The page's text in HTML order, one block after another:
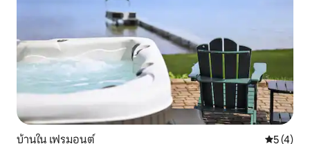
บ้านใน เฟรมอนต์ คะแนนเฉ
5 (4)